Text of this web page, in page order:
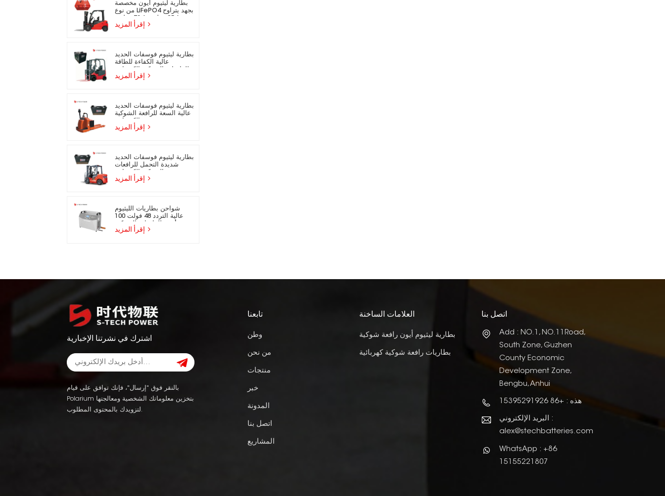
بطارية ليثيوم أيون مخصصة
من نوع LiFePO4 بجهد يتراوح
مناسبة للرافعات الشوكية
بطارية ليثيوم فوسفات الحديد
عالية الكفاءة للطاقة
بطارية ليثيوم فوسفات الحديد
عالية السعة للرافعة الشوكية
بطارية ليثيوم فوسفات الحديد
شديدة التحمل للرافعات
شواحن بطاريات الليثيوم
عالية التردد 48 فولت 100
أمبير للرافعات الشوكية
اشترك في نشرتنا الإخبارية
بالنقر فوق "إرسال"، فإنك توافق على قيام
Polarium بتخزين معلوماتك الشخصية ومعالجتها
لتزويدك بالمحتوى المطلوب.
تابعنا
وطن
من نحن
منتجات
خبر
المدونة
اتصل بنا
المشاريع
العلامات الساخنة
بطارية ليثيوم أيون رافعة شوكية
بطاريات رافعة شوكية كهربائية
اتصل بنا
Add : NO.1, NO.11Road,
South Zone, Guzhen
County Economic
Development Zone,
Bengbu, Anhui
هذه : +86 15395291926
البريد الإلكتروني :
alex@stechbatteries.com
WhatsApp : +86
15155221807